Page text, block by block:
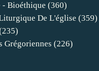
- Bioéthique (360)
De L'église (359)
Grégoriennes (226)